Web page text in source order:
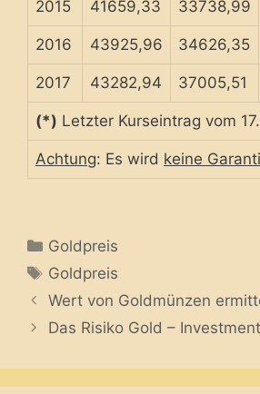
2015 41659,33 33738,99
2016 43925,96 34626,35
2017 43282,94 37005,51
(*) Letzter Kurseintrag vom
Achtung: Es wird keine
Categories
Goldpreis
Tags
Goldpreis
Wert von Goldmünzen
Das Risiko Gold –